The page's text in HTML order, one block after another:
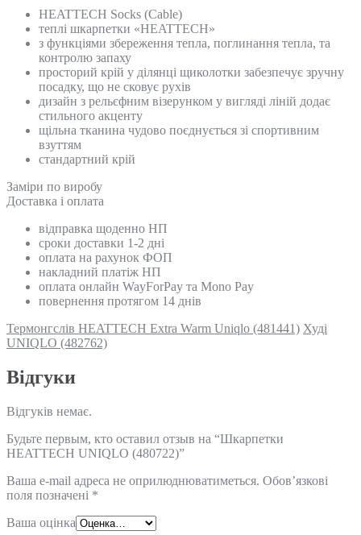
HEATTECH Socks (Cable)
теплі шкарпетки «HEATTECH»
з функціями збереження тепла, поглинання тепла, та
контролю запаху
просторий крій у ділянці щиколотки забезпечує зручну
посадку, що не сковує рухів
дизайн з рельєфним візерунком у вигляді ліній додає
стильного акценту
щільна тканина чудово поєднується зі спортивним
взуттям
стандартний крій
Замiри по виробу
Доставка і оплата
відправка щоденно НП
сроки доставки 1-2 дні
оплата на рахунок ФОП
накладний платіж НП
оплата онлайн WayForPay та Mono Pay
повернення протягом 14 днів
Термонгслів HEATTECH Extra Warm Uniqlo (481441) Худі
UNIQLO (482762)
Відгуки
Відгуків немає.
Будьте первым, кто оставил отзыв на “Шкарпетки
HEATTECH UNIQLO (480722)”
Ваша e-mail адреса не оприлюднюватиметься. Обов’язкові
поля позначені *
Ваша оцінка